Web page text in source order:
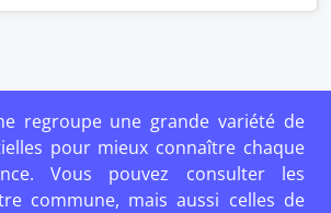
regroupe une grande variété de
pour mieux connaître chaque
Vous pouvez consulter les
commune, mais aussi celles de